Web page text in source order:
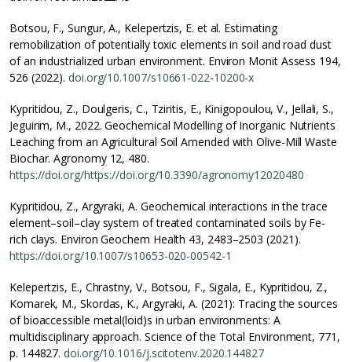
Botsou, F., Sungur, A., Kelepertzis, E. et al. Estimating
remobilization of potentially toxic elements in soil and road dust
of an industrialized urban environment. Environ Monit Assess 194,
526 (2022).doi.org/10.1007/s10661-022-10200-x
Kypritidou, Z., Doulgeris, C., Tziritis, E., Kinigopoulou, V., Jellali, S.,
Jeguirim, M., 2022. Geochemical Modelling of Inorganic Nutrients
Leaching from an Agricultural Soil Amended with Olive-Mill Waste
Biochar. Agronomy 12, 480.
https://doi.org/https://doi.org/10.3390/agronomy12020480
Kypritidou, Z., Argyraki, A. Geochemical interactions in the trace
element–soil–clay system of treated contaminated soils by Fe-
rich clays. Environ Geochem Health 43, 2483–2503 (2021).
https://doi.org/10.1007/s10653-020-00542-1
Kelepertzis, E., Chrastny, V., Botsou, F., Sigala, E., Kypritidou, Z.,
Komarek, M., Skordas, K., Argyraki, A. (2021): Tracing the sources
of bioaccessible metal(loid)s in urban environments: A
multidisciplinary approach. Science of the Total Environment, 771,
p. 144827.doi.org/10.1016/j.scitotenv.2020.144827